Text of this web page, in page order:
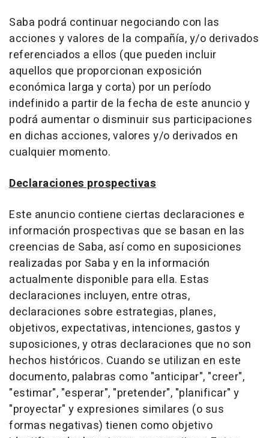
Saba podrá continuar negociando con las
acciones y valores de la compañía, y/o derivados
referenciados a ellos (que pueden incluir
aquellos que proporcionan exposición
económica larga y corta) por un período
indefinido a partir de la fecha de este anuncio y
podrá aumentar o disminuir sus participaciones
en dichas acciones, valores y/o derivados en
cualquier momento.
Declaraciones prospectivas
Este anuncio contiene ciertas declaraciones e
información prospectivas que se basan en las
creencias de Saba, así como en suposiciones
realizadas por Saba y en la información
actualmente disponible para ella. Estas
declaraciones incluyen, entre otras,
declaraciones sobre estrategias, planes,
objetivos, expectativas, intenciones, gastos y
suposiciones, y otras declaraciones que no son
hechos históricos. Cuando se utilizan en este
documento, palabras como "anticipar", "creer",
"estimar", "esperar", "pretender", "planificar" y
"proyectar" y expresiones similares (o sus
formas negativas) tienen como objetivo